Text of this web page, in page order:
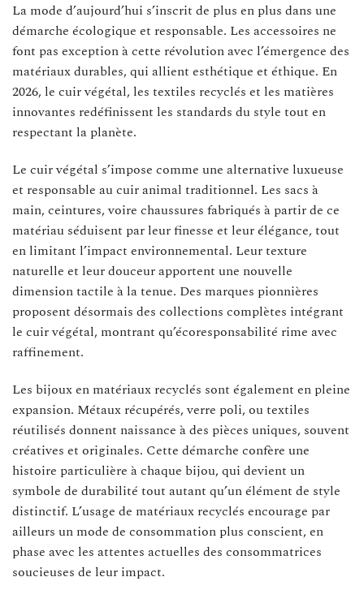
La mode d’aujourd’hui s’inscrit de plus en plus dans une
démarche écologique et responsable. Les accessoires ne
font pas exception à cette révolution avec l’émergence des
matériaux durables, qui allient esthétique et éthique. En
2026, le cuir végétal, les textiles recyclés et les matières
innovantes redéfinissent les standards du style tout en
respectant la planète.
Le cuir végétal s’impose comme une alternative luxueuse
et responsable au cuir animal traditionnel. Les sacs à
main, ceintures, voire chaussures fabriqués à partir de ce
matériau séduisent par leur finesse et leur élégance, tout
en limitant l’impact environnemental. Leur texture
naturelle et leur douceur apportent une nouvelle
dimension tactile à la tenue. Des marques pionnières
proposent désormais des collections complètes intégrant
le cuir végétal, montrant qu’écoresponsabilité rime avec
raffinement.
Les bijoux en matériaux recyclés sont également en pleine
expansion. Métaux récupérés, verre poli, ou textiles
réutilisés donnent naissance à des pièces uniques, souvent
créatives et originales. Cette démarche confère une
histoire particulière à chaque bijou, qui devient un
symbole de durabilité tout autant qu’un élément de style
distinctif. L’usage de matériaux recyclés encourage par
ailleurs un mode de consommation plus conscient, en
phase avec les attentes actuelles des consommatrices
soucieuses de leur impact.